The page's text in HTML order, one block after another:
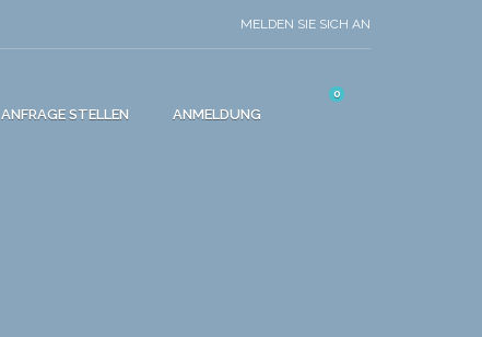
MELDEN SIE SICH AN
ANFRAGE STELLEN ANMELDUNG
0